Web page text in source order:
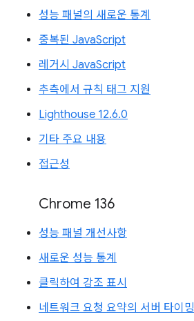
성능 패널의 새로운 통계
중복된 JavaScript
레거시 JavaScript
추측에서 규칙 태그 지원
Lighthouse 12.6.0
기타 주요 내용
접근성
Chrome 136
성능 패널 개선사항
새로운 성능 통계
클릭하여 강조 표시
네트워크 요청 요약의 서버 타이밍